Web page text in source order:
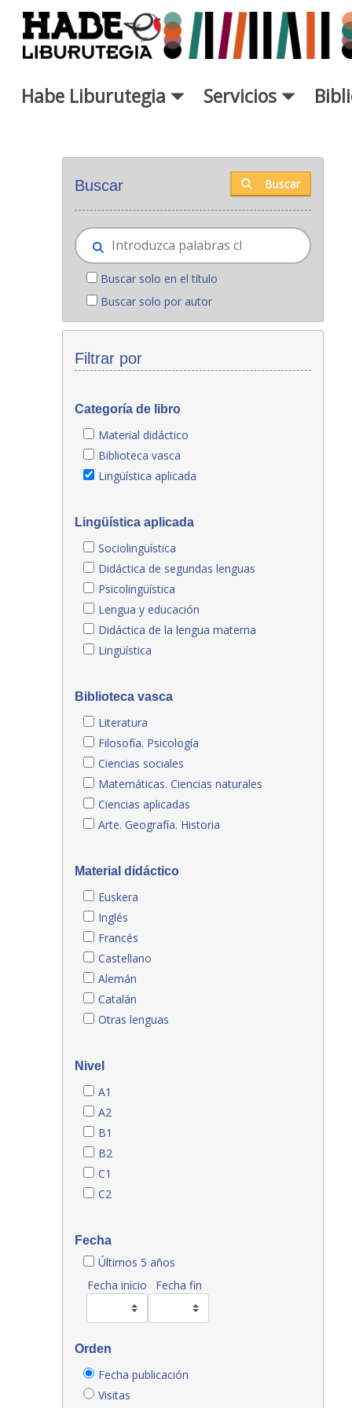
Saltar al contenido principal
Habe Liburutegia Servicios
Buscar Buscar
Buscar solo en el título
Buscar solo por autor
Filtrar por
Categoría de libro
Material didáctico
Biblioteca vasca
Lingüística aplicada
Lingüística aplicada
Sociolingüística
Didáctica de segundas lenguas
Psicolingüística
Lengua y educación
Didáctica de la lengua materna
Lingüística
Biblioteca vasca
Literatura
Filosofía. Psicología
Ciencias sociales
Matemáticas. Ciencias naturales
Ciencias aplicadas
Arte. Geografía. Historia
Material didáctico
Euskera
Inglés
Francés
Castellano
Alemán
Catalán
Otras lenguas
Nivel
A1
A2
B1
B2
C1
C2
Fecha
Últimos 5 años
Fecha inicio
Fecha fin
Orden
Fecha publicación
Visitas